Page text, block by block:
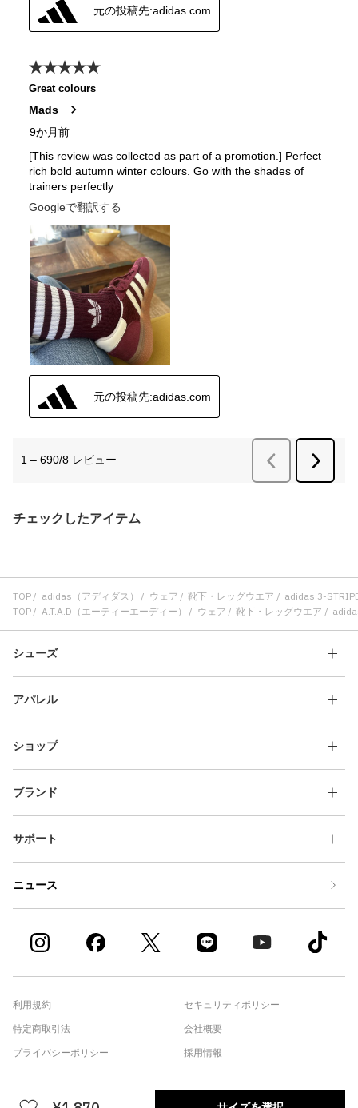
チェックしたアイテム
TOP adidas（アディダス） ウェア 靴下・レッグウエア
adidas 3-
TOP
A.T.A.D（エーティーエーディー） ウェア 靴下・レッグウエア
シューズ
アパレル
ショップ
ブランド
サポート
ニュース
利用規約
特定商取引法
プライバシーポリシー
セキュリティポリシー
会社概要
採用情報